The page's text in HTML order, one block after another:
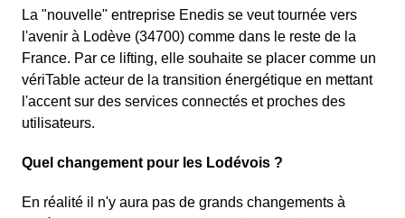
La "nouvelle" entreprise Enedis se veut tournée vers
l'avenir à Lodève (34700) comme dans le reste de la
France. Par ce lifting, elle souhaite se placer comme un
vériTable acteur de la transition énergétique en mettant
l'accent sur des services connectés et proches des
utilisateurs.
Quel changement pour les Lodévois ?
En réalité il n'y aura pas de grands changements à